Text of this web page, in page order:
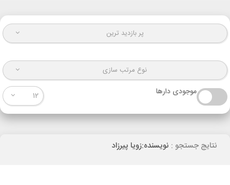
پر بازدید ترین
نوع مرتب سازی
موجودی دارها 12
نتایج جستجو : نویسنده:زویا پیرزاد